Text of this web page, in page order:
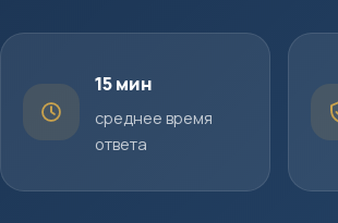
15 мин
среднее время
ответа